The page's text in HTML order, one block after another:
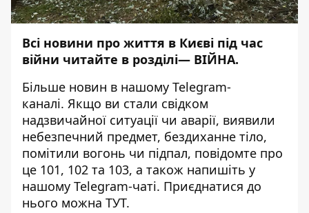
Всі новини про життя в Києві під час
війни читайте в розділі— ВІЙНА.
Більше новин в нашому Telegram-
каналі. Якщо ви стали свідком
надзвичайної ситуації чи аварії, виявили
небезпечний предмет, бездиханне тіло,
помітили вогонь чи підпал, повідомте про
це 101, 102 та 103, а також напишіть у
нашому Telegram-чаті. Приєднатися до
нього можна ТУТ.